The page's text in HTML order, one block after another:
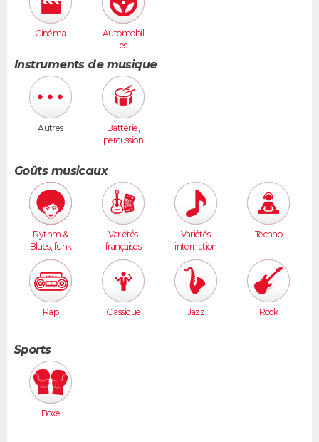
Cinéma
Automobil
es
Instruments de musique
Autres
Batterie,
percussion
Goûts musicaux
Rythm &
Blues, funk
Variétés
françaises
Variétés
internation
ales
Techno
Rap Classique Jazz Rock
Sports
Boxe